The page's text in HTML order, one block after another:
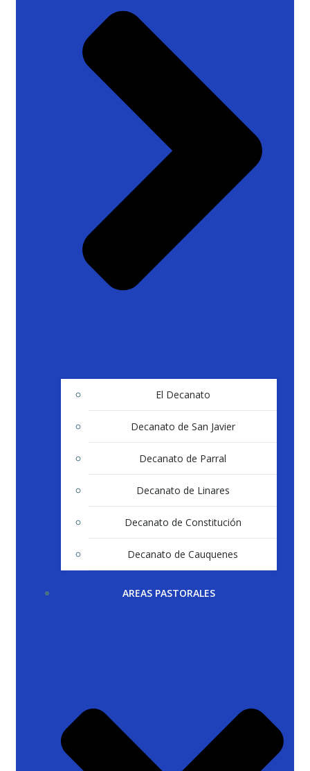
El Decanato
Decanato de San Javier
Decanato de Parral
Decanato de Linares
Decanato de Constitución
Decanato de Cauquenes
AREAS PASTORALES